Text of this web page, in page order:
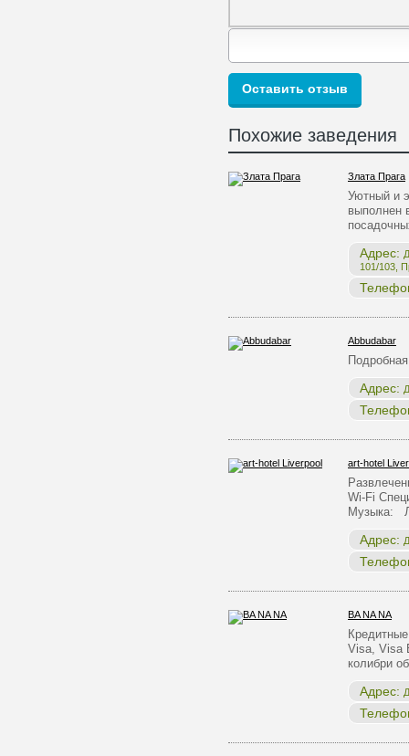
Похожие заведения
Злата Прага
Уютный и
выполнен
Адрес:
101/103,
Abbudabar
Адрес:
art-hotel
Wi-Fi
Музыка:
Адрес:
BA NA NA
Visa, Visa
колибри
Адрес: